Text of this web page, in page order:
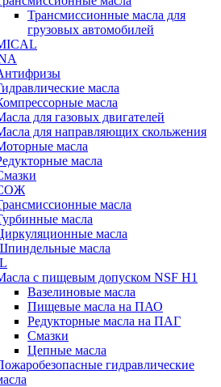
Трансмиссионные масла для
грузовых автомобилей
масла
масла
для газовых двигателей
для направляющих скольжения
масла
масла
масла
масла
масла
масла
с пищевым допуском NSF H1
Вазелиновые масла
Пищевые масла на ПАО
Редукторные масла на ПАГ
Смазки
Цепные масла
гидравлические